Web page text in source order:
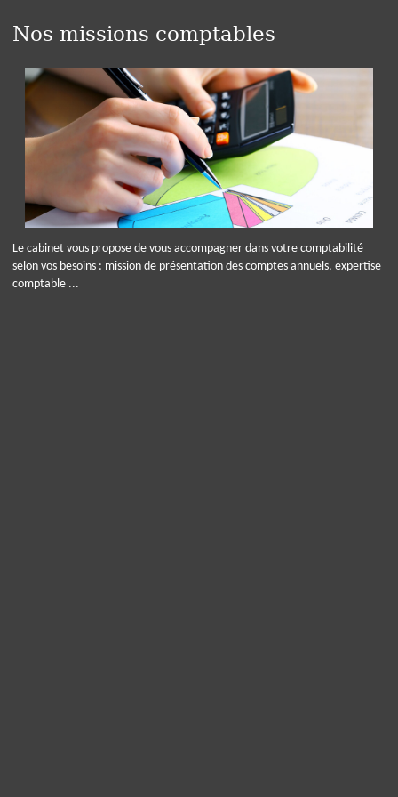
Nos missions comptables
Le cabinet vous propose de vous accompagner dans votre comptabilité
selon vos besoins : mission de présentation des comptes annuels, expertise
comptable ...